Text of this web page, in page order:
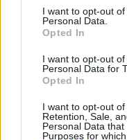
consent section.
I want to opt-out
Personal Data.
Opted In
I want to opt-out
Personal Data for
Opted In
I want to opt-out of
Retention, Sale,
Personal Data
Purposes for
Το FIAT 500 Hybrid τώρα
από 18.990 ευρώ